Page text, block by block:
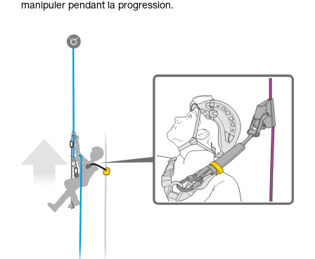
manipuler pendant la progression.